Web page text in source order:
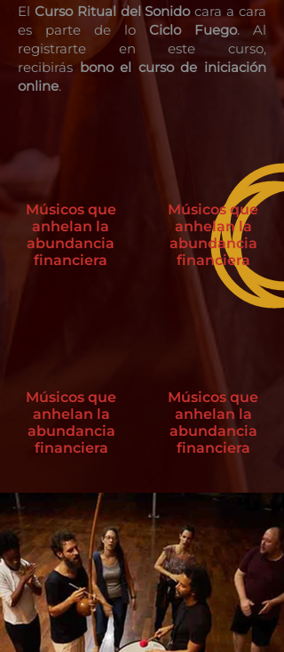
El Curso Ritual del Sonidocara a cara
es parte de loCiclo Fuego. Al
registrarte en este curso,
recibirás bono el curso de iniciación
online.
Músicos que
anhelan la
abundancia
financiera
Músicos que
anhelan la
abundancia
financiera
Músicos que
anhelan la
abundancia
financiera
Músicos que
anhelan la
abundancia
financiera